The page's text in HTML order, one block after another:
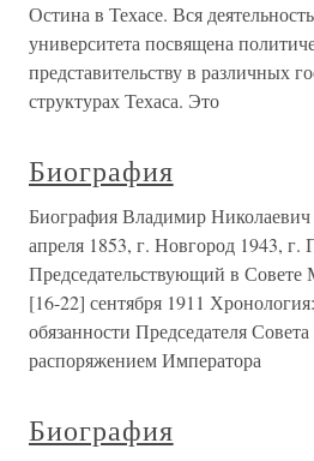
Остина в Техасе. Вся
университета посвящена
представительству в различных
структурах Техаса. Это
Биография
Биография Владимир
апреля 1853, г. Новгород 1943,
Председательствующий в
[16-22] сентября 1911
обязанности Председателя
распоряжением Императора
Биография